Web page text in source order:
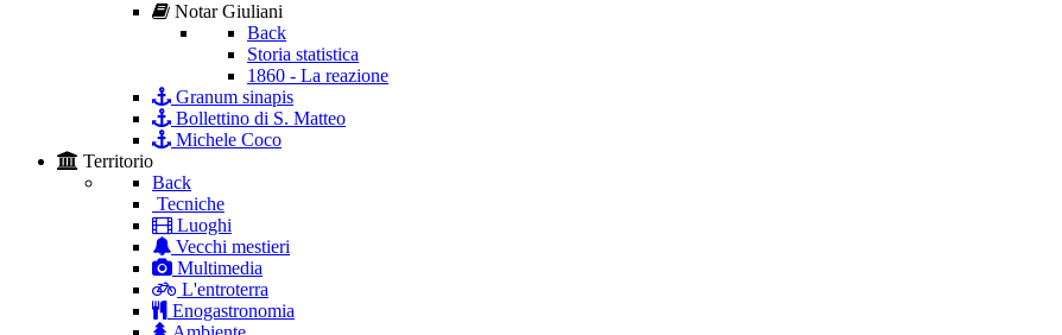
Notar Giuliani
Back
Storia statistica
1860 - La reazione
Granum sinapis
Bollettino di S. Matteo
Michele Coco
Territorio
Back
Tecniche
Luoghi
Vecchi mestieri
Multimedia
L'entroterra
Enogastronomia